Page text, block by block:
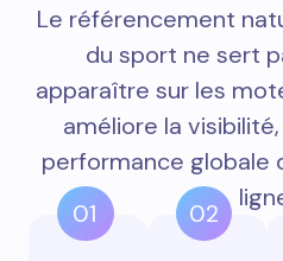
Le référencement
du sport ne sert
apparaître sur les
améliore la
performance globale
01 02